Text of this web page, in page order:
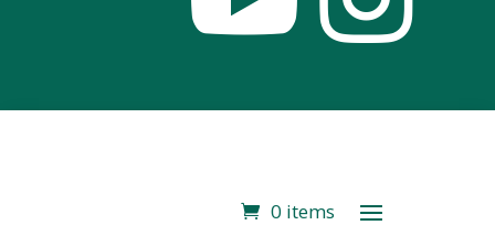
0 items